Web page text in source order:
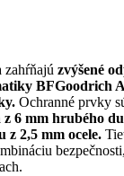
zahŕňajú zvýšené
BFGoodrich
Ochranné prvky
6 mm hrubého
z 2,5 mm ocele.